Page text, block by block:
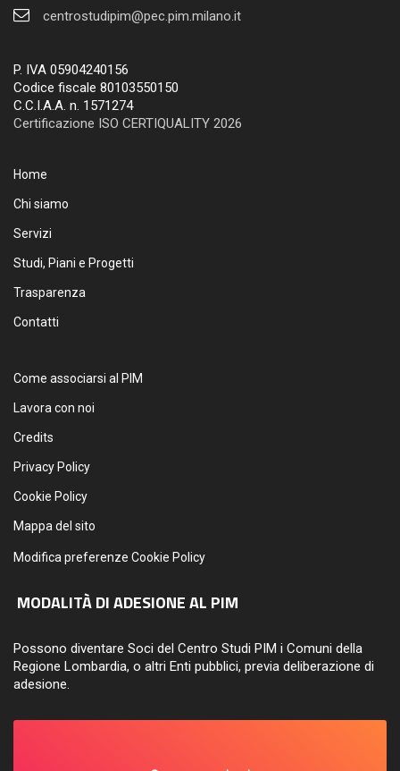
centrostudipim@pec.pim.milano.it
P. IVA 05904240156
Codice fiscale 80103550150
C.C.I.A.A. n. 1571274
Certificazione ISO CERTIQUALITY 2026
Home
Chi siamo
Servizi
Studi, Piani e Progetti
Trasparenza
Contatti
Come associarsi al PIM
Lavora con noi
Credits
Privacy Policy
Cookie Policy
Mappa del sito
Modifica preferenze Cookie Policy
MODALITÀ DI ADESIONE AL PIM
Possono diventare Soci del Centro Studi PIM i Comuni della
Regione Lombardia, o altri Enti pubblici, previa deliberazione di
adesione.